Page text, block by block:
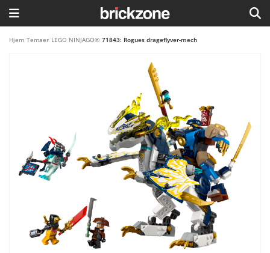
HJEM
Hjem Temaer LEGO NINJAGO® 71843: Rogues drageflyver-mech